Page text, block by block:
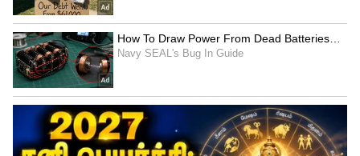
உதாரணமாக, கடவுளின் முன்
உள்ளங்கைகளை மடிப்பது ஒரு வகை
யந்திரம். மனதையும் உடலையும்
அமைதிப்படுத்துவதும், கவனம்
செலுத்துவதும், மனதை விருப்பத்தின்
மூலம் கடவுளுடன் தொடர்புகொள்வதும்